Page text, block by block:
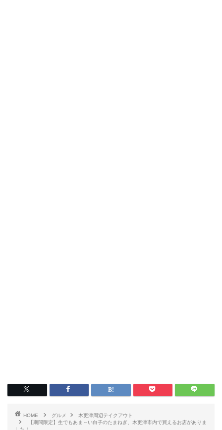
HOME グルメ
木更津周辺テイクアウト
【期間限定】生でもあま～い白子のたまねぎ、木更津市内で買えるお店がありま